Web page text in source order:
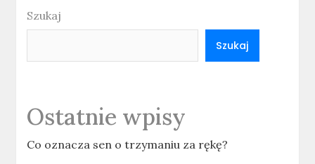
Szukaj
Szukaj
Ostatnie wpisy
Co oznacza sen o trzymaniu za rękę?